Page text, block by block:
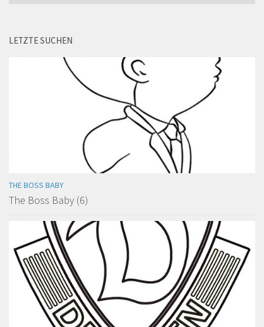
LETZTE SUCHEN
THE BOSS BABY
The Boss Baby (6)